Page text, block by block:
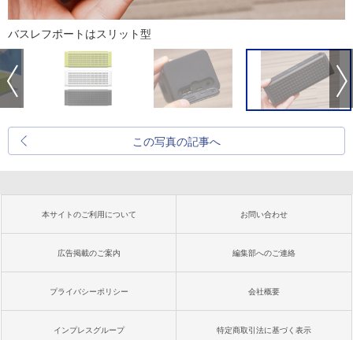
バスレフポートはスリット型
この写真の記事へ
本サイトのご利用について お問い合わせ
広告掲載のご案内 編集部へのご連絡
プライバシーポリシー 会社概要
インプレスグループ 特定商取引法に基づく表示